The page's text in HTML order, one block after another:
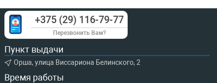
+375 (29) 116-79-77
Перезвонить Вам?
Пункт выдачи
Орша, улица Виссариона Белинского, 2
Время работы